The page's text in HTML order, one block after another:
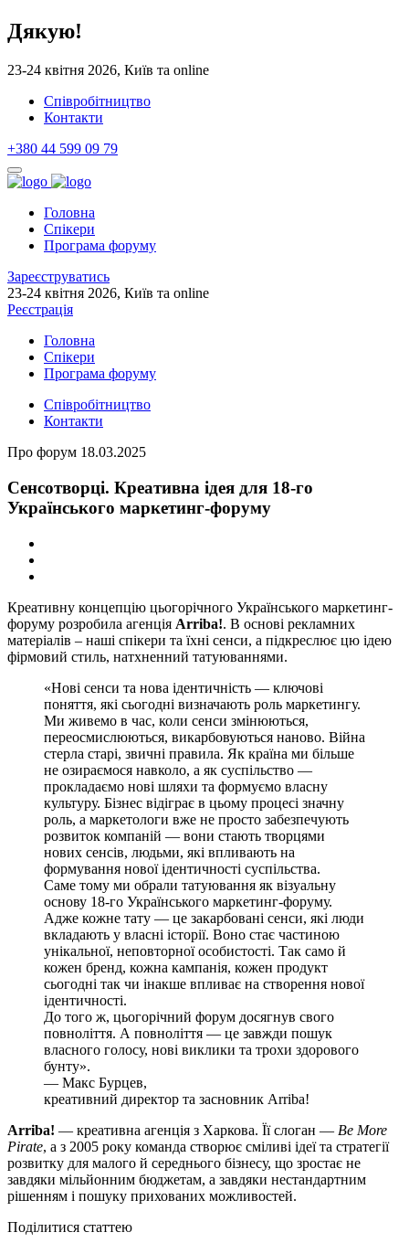
Дякую!
23-24 квітня 2026, Київ та online
Cпівробітництво
Контакти
+380 44 599 09 79
Головна
Спікери
Програма форуму
Зареєструватись
23-24 квітня 2026, Київ та online
Реєстрація
Головна
Спікери
Програма форуму
Cпівробітництво
Контакти
Про форум 18.03.2025
Сенсотворці. Креативна ідея для 18-го
Українського маркетинг-форуму
Креативну концепцію цьогорічного Українського маркетинг-
форуму розробила агенція Arriba!. В основі рекламних
матеріалів – наші спікери та їхні сенси, а підкреслює цю ідею
фірмовий стиль, натхненний татуюваннями.
«Нові сенси та нова ідентичність — ключові
поняття, які сьогодні визначають роль маркетингу.
Ми живемо в час, коли сенси змінюються,
переосмислюються, викарбовуються наново. Війна
стерла старі, звичні правила. Як країна ми більше
не озираємося навколо, а як суспільство —
прокладаємо нові шляхи та формуємо власну
культуру. Бізнес відіграє в цьому процесі значну
роль, а маркетологи вже не просто забезпечують
розвиток компаній — вони стають творцями
нових сенсів, людьми, які впливають на
формування нової ідентичності суспільства.
Саме тому ми обрали татуювання як візуальну
основу 18-го Українського маркетинг-форуму.
Адже кожне тату — це закарбовані сенси, які люди
вкладають у власні історії. Воно стає частиною
унікальної, неповторної особистості. Так само й
кожен бренд, кожна кампанія, кожен продукт
сьогодні так чи інакше впливає на створення нової
ідентичності.
До того ж, цьогорічний форум досягнув свого
повноліття. А повноліття — це завжди пошук
власного голосу, нові виклики та трохи здорового
бунту».
— Макс Бурцев,
креативний директор та засновник Arriba!
Arriba! — креативна агенція з Харкова. Її слоган — Be More
Pirate, а з 2005 року команда створює сміливі ідеї та стратегії
розвитку для малого й середнього бізнесу, що зростає не
завдяки мільйонним бюджетам, а завдяки нестандартним
рішенням і пошуку прихованих можливостей.
Поділитися статтею